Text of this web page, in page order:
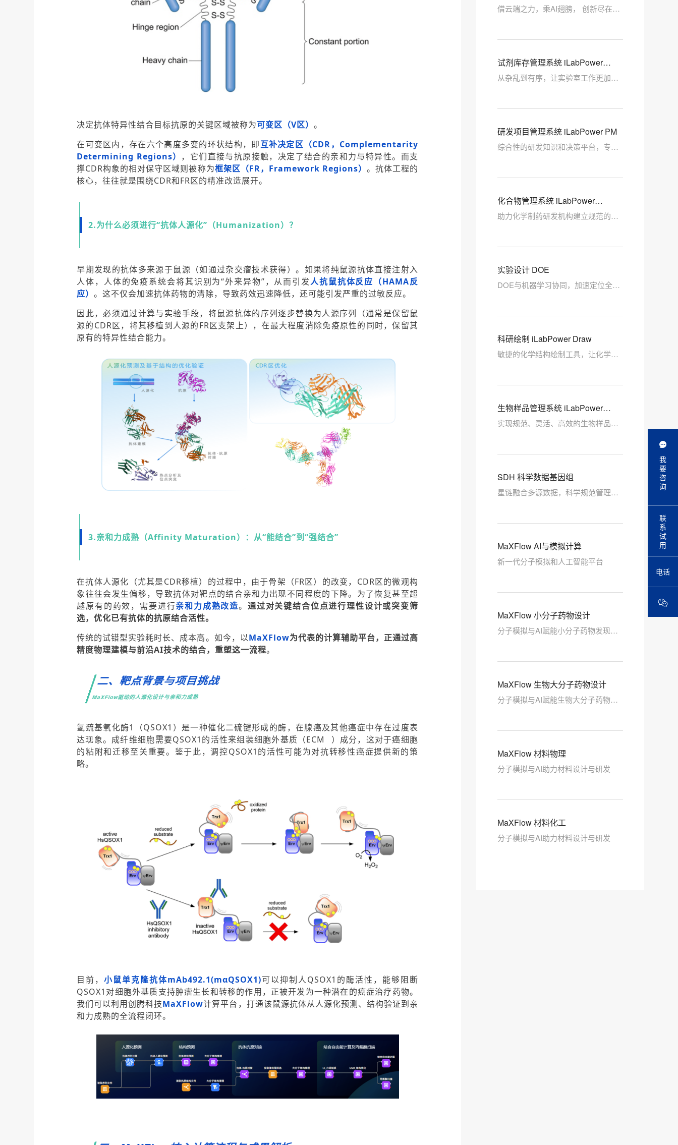
我
要
咨
询
联
系
试
用
电话
决定抗体特异性结合目标抗原的关键区域被称为可变区（V区）。
在可变区内，存在六个高度多变的环状结构，即互补决定区 （CDR，Complementarity
Determining Regions） ，它们直接与抗原接触，决定了结合的亲和力与特异性。而支
撑CDR构象的相对保守区域则被称为框架区（FR，Framework Regions） 。抗体工程的
核心，往往就是围绕CDR和FR区的精准改造展开。
2.为什么必须进行“抗体人源化”（Humanization）？
早期发现的抗体多来源于鼠源（如通过杂交瘤技术获得）。如果将纯鼠源抗体直接注射入
人体，人体的免疫系统会将其识别为“外来异物”，从而引发人抗鼠抗体反应（HAMA反
应）。这不仅会加速抗体药物的清除，导致药效迅速降低，还可能引发严重的过敏反应。
因此，必须通过计算与实验手段，将鼠源抗体的序列逐步替换为人源序列（通常是保留鼠
源的CDR区，将其移植到人源的FR区支架上），在最大程度消除免疫原性的同时，保留其
原有的特异性结合能力。
3.亲和力成熟（Affinity Maturation）：从“能结合”到“强结合”
在抗体人源化（尤其是CDR移植）的过程中，由于骨架（FR区）的改变，CDR区的微观构
象往往会发生偏移，导致抗体对靶点的结合亲和力出现不同程度的下降。为了恢复甚至超
越原有的药效，需要进行亲和力成熟改造。 通过对关键结合位点进行理性设计或突变筛
选，优化已有抗体的抗原结合活性。
传统的试错型实验耗时长、成本高。如今，以MaXFlow为代表的计算辅助平台，正通过高
精度物理建模与前沿AI技术的结合，重塑这一流程。
二、靶点背景与项目挑战
MaXFlow驱动的人源化设计与亲和力成熟
氢巯基氧化酶1（QSOX1）是一种催化二硫键形成的酶，在腺癌及其他癌症中存在过度表
达现象。成纤维细胞需要QSOX1的活性来组装细胞外基质（ECM
）成分，这对于癌细胞
的粘附和迁移至关重要。鉴于此，调控QSOX1的活性可能为对抗转移性癌症提供新的策
略。
目前，小鼠单克隆抗体mAb492.1(mαQSOX1)可以抑制人QSOX1的酶活性，能够阻断
QSOX1对细胞外基质支持肿瘤生长和转移的作用，正被开发为一种潜在的癌症治疗药物。
我们可以利用创腾科技MaXFlow计算平台，打通该鼠源抗体从人源化预测、结构验证到亲
和力成熟的全流程闭环。
借云端之力，乘AI翅膀， 创新尽在
试剂库存管理系统 iLabPower
CIMS
从杂乱到有序，让实验室工作更加精
研发项目管理系统 iLabPower PM
综合性的研发知识和决策平台，专为
化合物管理系统 iLabPower
RegMS （原CMS）
助力化学制药研发机构建立规范的私
实验设计 DOE
DOE与机器学习协同，加速定位全局
科研绘制 iLabPower Draw
敏捷的化学结构绘制工具，让化学家
生物样品管理系统 iLabPower
BIMS
实现规范、灵活、高效的生物样品管
SDH 科学数据基因组
星链融合多源数据，科学规范管理数
MaXFlow AI与模拟计算
新一代分子模拟和人工智能平台
MaXFlow 小分子药物设计
分子模拟与AI赋能小分子药物发现和
MaXFlow 生物大分子药物设计
分子模拟与AI赋能生物大分子药物发
MaXFlow 材料物理
分子模拟与AI助力材料设计与研发
MaXFlow 材料化工
分子模拟与AI助力材料设计与研发